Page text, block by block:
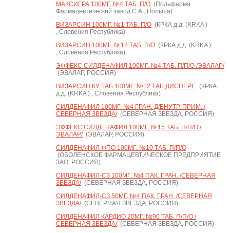
МАКСИГРА 100МГ. №4 ТАБ. П/О(Польфарма
Фармацевтический завод С.А., Польша)
ВИЗАРСИН 100МГ. №1 ТАБ. П/О(КРКА д.д. (KRKA )
, Словения Республика)
ВИЗАРСИН 100МГ. №12 ТАБ. П/О(КРКА д.д. (KRKA )
, Словения Республика)
ЭФФЕКС СИЛДЕНАФИЛ 100МГ. №4 ТАБ. П/П/О /ЭВАЛАР/
(ЭВАЛАР, РОССИЯ)
ВИЗАРСИН КУ ТАБ 100МГ. №12 ТАБ.ДИСПЕРГ.(КРКА
д.д. (KRKA ) , Словения Республика)
СИЛДЕНАФИЛ 100МГ. №4 ГРАН. Д/ВНУТР. ПРИМ. /
СЕВЕРНАЯ ЗВЕЗДА/(СЕВЕРНАЯ ЗВЕЗДА, РОССИЯ)
ЭФФЕКС СИЛДЕНАФИЛ 100МГ. №15 ТАБ. П/П/О /
ЭВАЛАР/(ЭВАЛАР, РОССИЯ)
СИЛДЕНАФИЛ-ФПО 100МГ. №10 ТАБ. П/П/О
(ОБОЛЕНСКОЕ ФАРМАЦЕВТИЧЕСКОЕ ПРЕДПРИЯТИЕ
ЗАО, РОССИЯ)
СИЛДЕНАФИЛ-СЗ 100МГ. №4 ПАК. ГРАН. /СЕВЕРНАЯ
ЗВЕЗДА/(СЕВЕРНАЯ ЗВЕЗДА, РОССИЯ)
СИЛДЕНАФИЛ-СЗ 50МГ. №4 ПАК. ГРАН. /СЕВЕРНАЯ
ЗВЕЗДА/(СЕВЕРНАЯ ЗВЕЗДА, РОССИЯ)
СИЛДЕНАФИЛ КАРДИО 20МГ. №90 ТАБ. П/П/О /
СЕВЕРНАЯ ЗВЕЗДА/(СЕВЕРНАЯ ЗВЕЗДА, РОССИЯ)